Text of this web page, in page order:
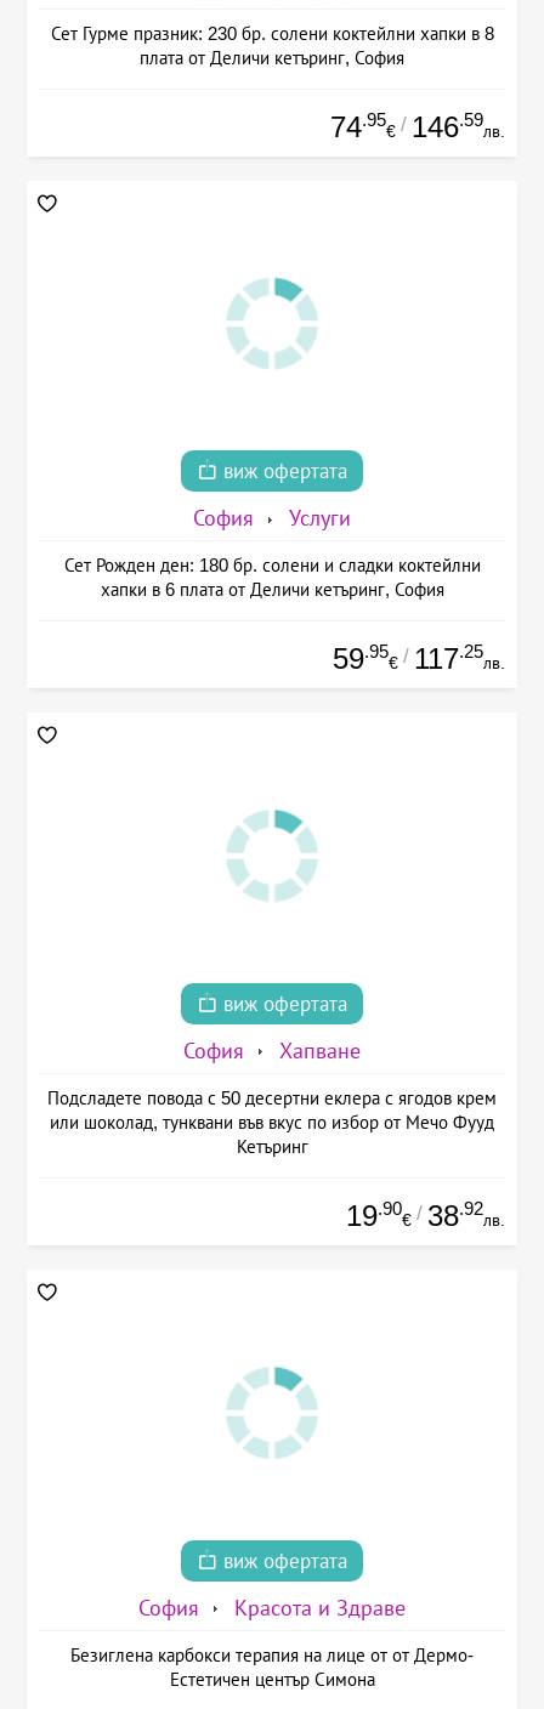
Сет Гурме празник: 230 бр. солени коктейлни хапки в 8
плата от Деличи кетъринг, София
74.95
€ / 146.59
лв.
виж офертата
София Услуги
Сет Рожден ден: 180 бр. солени и сладки коктейлни
хапки в 6 плата от Деличи кетъринг, София
59.95
€ / 117.25
лв.
виж офертата
София Хапване
Подсладете повода с 50 десертни еклера с ягодов крем
или шоколад, тунквани във вкус по избор от Мечо Фууд
Кетъринг
19.90
€ / 38.92
лв.
виж офертата
София Красота и Здраве
Безиглена карбокси терапия на лице от от Дермо-
Естетичен център Симона